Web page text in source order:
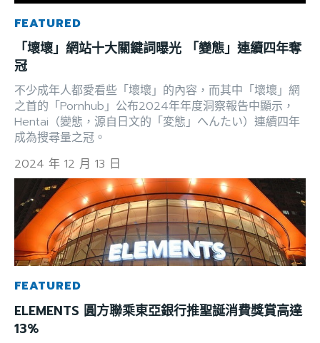
FEATURED
「壞壞」網站十大關鍵詞曝光 「變態」連續四年奪
冠
不少成年人都愛看些「壞壞」的內容，而其中「壞壞」網
之首的「Pornhub」公布2024年年度洞察報告中顯示，
Hentai（變態，源自日文的「変態」へんたい）連續四年
成為搜尋量之冠。
2024 年 12 月 13 日
FEATURED
ELEMENTS 圓方聯乘東亞銀行推聖誕消費獎賞高達
13%